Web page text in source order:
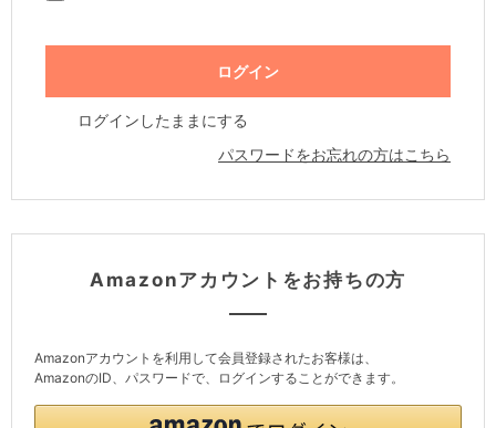
ログインしたままにする
パスワードをお忘れの方はこちら
Amazonアカウントをお持ちの方
Amazonアカウントを利用して会員登録されたお客様は、
AmazonのID、パスワードで、ログインすることができます。